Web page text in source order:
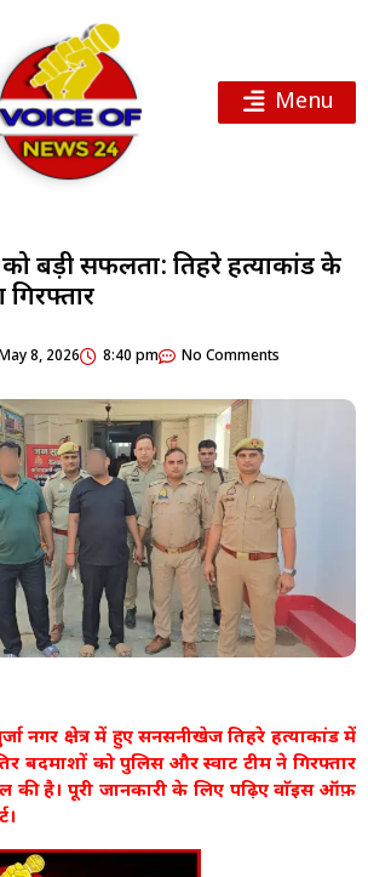
Menu
बड़ी सफलता: तिहरे हत्याकांड के
8, 2026 8:40 pm No Comments
नगर क्षेत्र में हुए सनसनीखेज तिहरे हत्याकांड में
बदमाशों को पुलिस और स्वाट टीम ने गिरफ्तार
की है। पूरी जानकारी के लिए पढ़िए वाॅइस ऑफ़